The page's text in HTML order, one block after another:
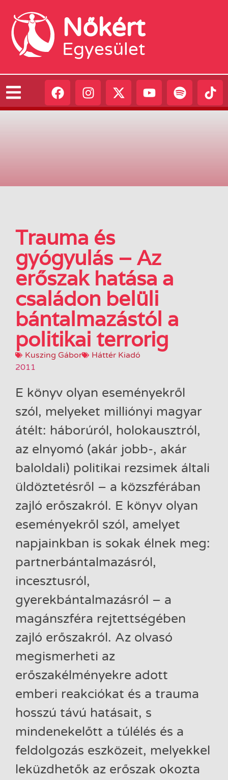
Nőkért
Egyesület
Trauma ​és
gyógyulás – Az
erőszak hatása a
családon belüli
bántalmazástól a
politikai terrorig
Kuszing Gábor
Háttér Kiadó
2011
E könyv olyan eseményekről
szól, melyeket milliónyi magyar
átélt: háborúról, holokausztról,
az elnyomó (akár jobb-, akár
baloldali) politikai rezsimek általi
üldöztetésről – a közszférában
zajló erőszakról. E könyv olyan
eseményekről szól, amelyet
napjainkban is sokak élnek meg:
partnerbántalmazásról,
incesztusról,
gyerekbántalmazásról – a
magánszféra rejtettségében
zajló erőszakról. Az olvasó
megismerheti az
erőszakélményekre adott
emberi reakciókat és a trauma
hosszú távú hatásait, s
mindenekelőtt a túlélés és a
feldolgozás eszközeit, melyekkel
leküzdhetők az erőszak okozta